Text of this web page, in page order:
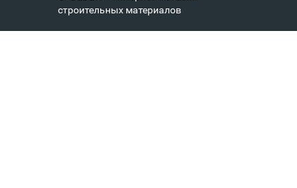
строительных материалов